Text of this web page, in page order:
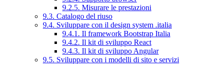
9.2.5. Misurare le prestazioni
9.3. Catalogo del riuso
9.4. Sviluppare con il design system .italia
9.4.1. Il framework Bootstrap Italia
9.4.2. Il kit di sviluppo React
9.4.3. Il kit di sviluppo Angular
9.5. Sviluppare con i modelli di sito e servizi